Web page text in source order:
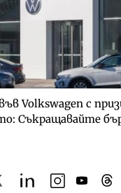
Volkswagen с
Съкращавайте
linkedininstagram
youtube